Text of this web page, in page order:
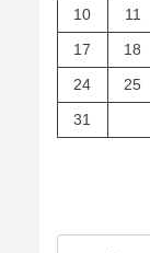
10
11
17
18
24
25
31